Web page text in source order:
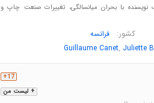
با بحران میانسالگی، تغییرات صنعت چاپ و
کشور: فرانسه
Guillaume Canet, Juliette
+ لیست من
17+